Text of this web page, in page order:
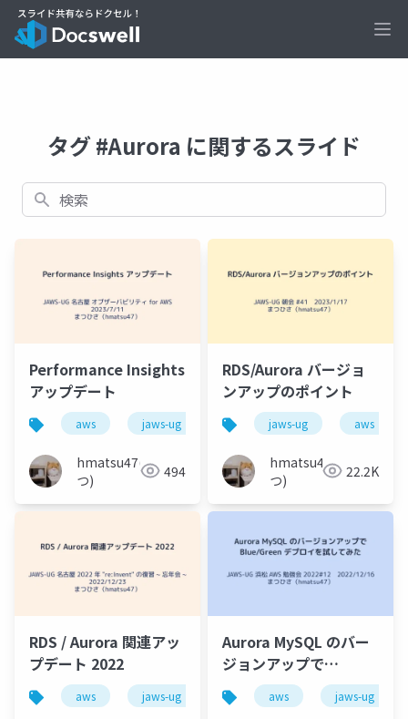
タグ #Aurora に関するスライド
検索
Performance Insights
アップデート
aws jaws-ug aurora rds
hmatsu47(ま
つ)
494
RDS/Aurora バージョ
ンアップのポイント
jaws-ug aws
hmatsu47(ま
つ)
22.2K
RDS / Aurora 関連アッ
プデート 2022
aws jaws-ug aurora rds
Aurora MySQL のバー
ジョンアップで
Blue_Green デプロイ
を試してみた
aws jaws-ug